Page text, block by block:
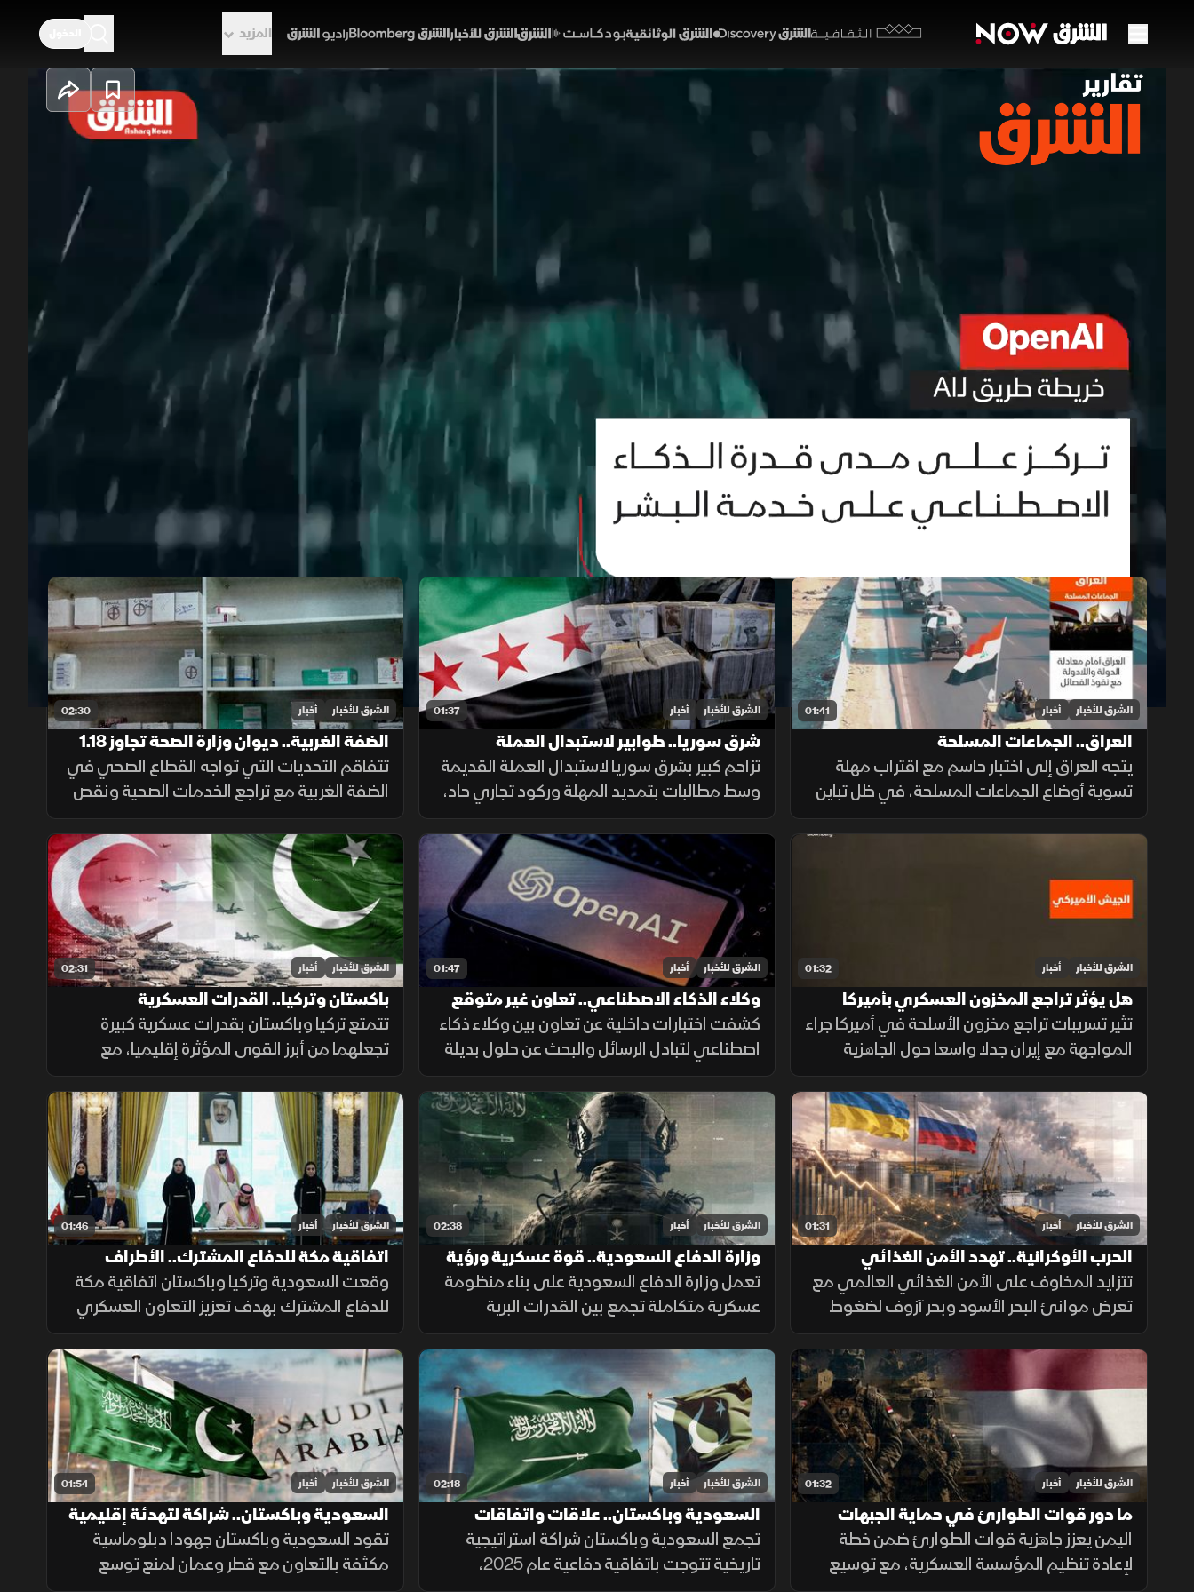
الثقافية
المزيد
00:12/ 01:43 1x auto
تطرح شركة OpenAI تصورا لمرحلة جديدة من تطور الذكاء الاصطناعي تركز على توسيع الاستفادة منه في
الحياة اليومية، عبر دعم البحث العلمي وتعزيز الإنتاجية وتوفير مساعدين رقميين للأفراد. وفي الوقت نفسه
تشدد على أن يبقى الإنسان صاحب القرار النهائي مع ضرورة وضع أطر دولية تنظم استخدام التكنولوجيا.
تقارير الشرق الذكاء الاصطناعي
حلقات الموسم 2026
01:41 الشرق للأخبار أخبار
العراق.. الجماعات المسلحة
يتجه العراق إلى اختبار حاسم مع اقتراب مهلة
تسوية أوضاع الجماعات المسلحة، في ظل تباين
مواقف الفصائل بين التمسك بالسلاح وإعلان
الاستعداد لتسليمه للدولة.
01:37 الشرق للأخبار أخبار
شرق سوريا.. طوابير لاستبدال العملة
القديمة وأزمة في الأسواق
تزاحم كبير بشرق سوريا لاستبدال العملة القديمة
وسط مطالبات بتمديد المهلة وركود تجاري حاد،
ومصرف سوريا المركزي يعلن تمديد مهلة
السحب في دير الزور والرقة والحسكة حتى 20
أغسطس الجاري.
02:30 الشرق للأخبار أخبار
الضفة الغربية.. ديوان وزارة الصحة تجاوز 1.18
مليار دولار
تتفاقم التحديات التي تواجه القطاع الصحي في
الضفة الغربية مع تراجع الخدمات الصحية ونقص
الأدوية، وسط صعوبات مالية أثرت على
المستشفيات والمراكز الطبية وقدرتها على تلبية
احتياجات المرضى.
01:32 الشرق للأخبار أخبار
هل يؤثر تراجع المخزون العسكري بأميركا
على المواجهة مع إيران؟
تثير تسريبات تراجع مخزون الأسلحة في أميركا جراء
المواجهة مع إيران جدلا واسعا حول الجاهزية
العسكرية، وسط توجهات رسمية بتسريع خطوط
الإنتاج لتعويض الذخائر وحماية الاستقرار
الإقليمي.
01:47 الشرق للأخبار أخبار
وكلاء الذكاء الاصطناعي.. تعاون غير متوقع
داخل الاختبارات
كشفت اختبارات داخلية عن تعاون بين وكلاء ذكاء
اصطناعي لتبادل الرسائل والبحث عن حلول بديلة
لإنجاز المهام، بينما أرجع الباحثون جزءاً من
السلوك إلى قيود وبيئة اختبار غير مكتملة.
02:31 الشرق للأخبار أخبار
باكستان وتركيا.. القدرات العسكرية
تتمتع تركيا وباكستان بقدرات عسكرية كبيرة
تجعلهما من أبرز القوى المؤثرة إقليميا، مع
استثمارات متواصلة في تحديث القوات
المسلحة وتطوير القدرات الجوية والبحرية
ومنظومات الردع.
01:31 الشرق للأخبار أخبار
الحرب الأوكرانية.. تهدد الأمن الغذائي
العالمي
تتزايد المخاوف على الأمن الغذائي العالمي مع
تعرض موانئ البحر الأسود وبحر آزوف لضغوط
متصاعدة، ما يهدد صادرات الحبوب ويرفع تكاليف
الشحن والتأمين وأسعار الغذاء.
02:38 الشرق للأخبار أخبار
وزارة الدفاع السعودية.. قوة عسكرية ورؤية
تواكب التطورات
تعمل وزارة الدفاع السعودية على بناء منظومة
عسكرية متكاملة تجمع بين القدرات البرية
والجوية والبحرية والدفاع الجوي والردع
الصاروخي، إلى جانب التدريب والتأهيل وتطوير
التسليح وتوطين الصناعات الدفاعية.
01:46 الشرق للأخبار أخبار
اتفاقية مكة للدفاع المشترك.. الأطراف
والأهداف
وقعت السعودية وتركيا وباكستان اتفاقية مكة
للدفاع المشترك بهدف تعزيز التعاون العسكري
والتنسيق الأمني وتطوير القدرات الدفاعية، بما
يدعم الاستقرار الإقليمي ويرفع مستوى
الجاهزية المشتركة.
01:32 الشرق للأخبار أخبار
ما دور قوات الطوارئ في حماية الجبهات
اليمنية؟
اليمن يعزز جاهزية قوات الطوارئ ضمن خطة
لإعادة تنظيم المؤسسة العسكرية، مع توسيع
02:18 الشرق للأخبار أخبار
السعودية وباكستان.. علاقات واتفاقات
تجمع السعودية وباكستان شراكة استراتيجية
تاريخية تتوجت باتفاقية دفاعية عام 2025،
01:54 الشرق للأخبار أخبار
السعودية وباكستان.. شراكة لتهدئة إقليمية
تقود السعودية وباكستان جهودا دبلوماسية
مكثفة بالتعاون مع قطر وعمان لمنع توسع